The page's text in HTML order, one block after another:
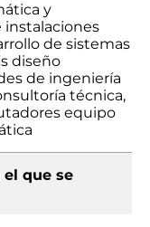
y
instalaciones
de sistemas
diseño
de ingeniería
técnica,
equipo
que se